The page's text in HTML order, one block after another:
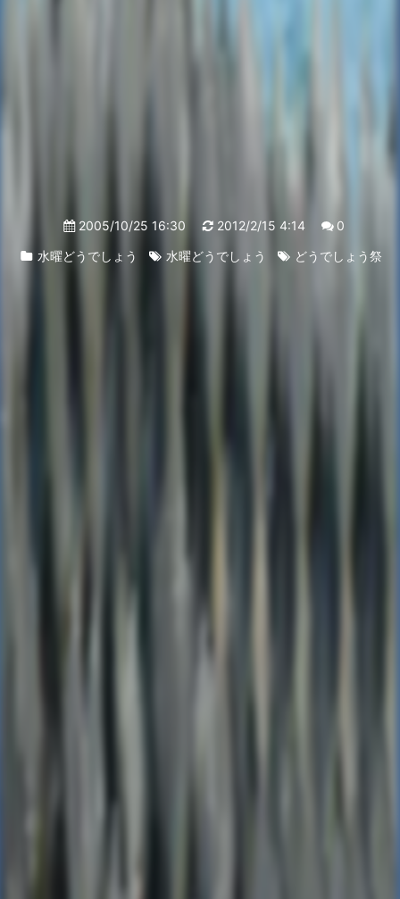
2005/10/25 16:30 2012/2/15 4:14
0
水曜どうでしょう
水曜どうでしょう どうでしょう祭